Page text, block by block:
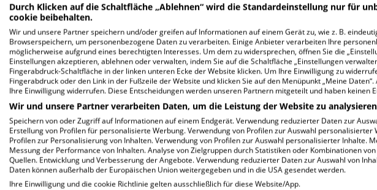
Hier ﬁnden Sie häuﬁg gestellte Fragen zu dieser Klinik.
Wie lautet die Adresse von Lichtblick MVZ Nordhessen GmbH Bad
Breitenstr. 4
36251 Bad Hersfeld
Wie ist die Telefonnummer von Lichtblick MVZ Nordhessen GmbH Bad
Durch Klicken auf die Schaltfläche „Ablehnen“ wird die Standardeinstellung nur für
cookie beibehalten.
Wir und unsere Partner speichern und/oder greifen auf Informationen auf einem Gerät zu, wie z. B.
Browserspeichern, um personenbezogene Daten zu verarbeiten. Einige Anbieter verarbeiten Ihre
möglicherweise aufgrund eines berechtigten Interesses. Um dem zu widersprechen, öffnen Sie die
Einstellungen akzeptieren, ablehnen oder verwalten, indem Sie auf die Schaltfläche „Einstellungen
Fingerabdruck-Schaltfläche in der linken unteren Ecke der Website klicken. Um Ihre Einwilligung zu
Fingerabdruck oder den Link in der Fußzeile der Website und klicken Sie auf den Menüpunkt „Meine
Ihre Einwilligung widerrufen. Diese Entscheidungen werden unseren Partnern mitgeteilt und haben keinen
Wir und unsere Partner verarbeiten Daten, um die Leistung der Website zu
Speichern von oder Zugriff auf Informationen auf einem Endgerät. Verwendung reduzierter Daten zur
Erstellung von Profilen für personalisierte Werbung. Verwendung von Profilen zur Auswahl personalisierter
Profilen zur Personalisierung von Inhalten. Verwendung von Profilen zur Auswahl personalisierter Inhalte.
Messung der Performance von Inhalten. Analyse von Zielgruppen durch Statistiken oder Kombinationen
Quellen. Entwicklung und Verbesserung der Angebote. Verwendung reduzierter Daten zur Auswahl von
Daten können außerhalb der Europäischen Union weitergegeben und in die USA gesendet werden.
Ihre Einwilligung und die cookie Richtlinie gelten ausschließlich für diese Website/App.